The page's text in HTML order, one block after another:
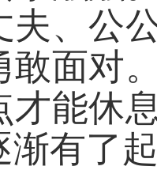
夫、公
敢面对
才能休
渐有了